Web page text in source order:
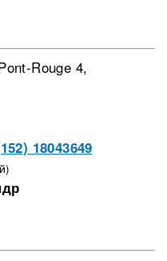
Rouge 4,
18043649